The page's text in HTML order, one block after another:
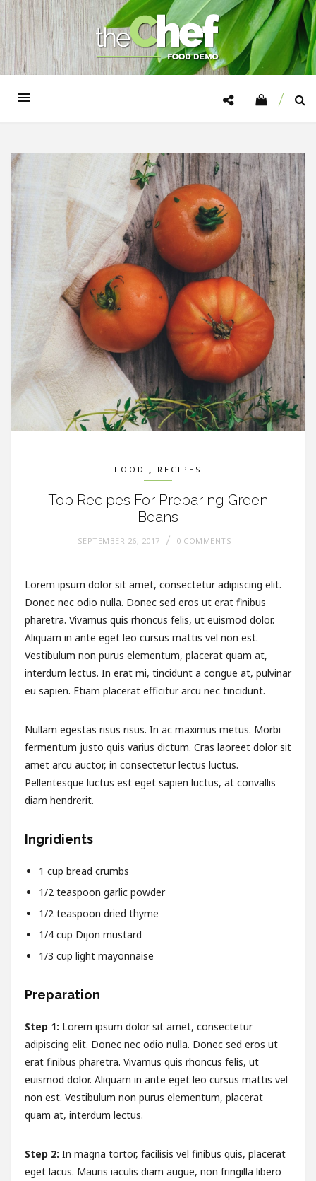
FOOD , RECIPES
Top Recipes For Preparing Green
Beans
SEPTEMBER 26, 2017 0 COMMENTS
Lorem ipsum dolor sit amet, consectetur adipiscing elit.
Donec nec odio nulla. Donec sed eros ut erat finibus
pharetra. Vivamus quis rhoncus felis, ut euismod dolor.
Aliquam in ante eget leo cursus mattis vel non est.
Vestibulum non purus elementum, placerat quam at,
interdum lectus. In erat mi, tincidunt a congue at, pulvinar
eu sapien. Etiam placerat efficitur arcu nec tincidunt.
Nullam egestas risus risus. In ac maximus metus. Morbi
fermentum justo quis varius dictum. Cras laoreet dolor sit
amet arcu auctor, in consectetur lectus luctus.
Pellentesque luctus est eget sapien luctus, at convallis
diam hendrerit.
Ingridients
1 cup bread crumbs
1/2 teaspoon garlic powder
1/2 teaspoon dried thyme
1/4 cup Dijon mustard
1/3 cup light mayonnaise
Preparation
Step 1: Lorem ipsum dolor sit amet, consectetur
adipiscing elit. Donec nec odio nulla. Donec sed eros ut
erat finibus pharetra. Vivamus quis rhoncus felis, ut
euismod dolor. Aliquam in ante eget leo cursus mattis vel
non est. Vestibulum non purus elementum, placerat
quam at, interdum lectus.
Step 2: In magna tortor, facilisis vel finibus quis, placerat
eget lacus. Mauris iaculis diam augue, non fringilla libero